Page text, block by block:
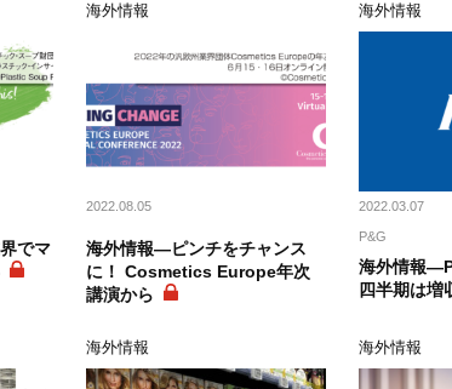
でマ
海外情報
2022.08.05
海外情報―ピンチをチャンス
に！ Cosmetics Europe年次
講演から
海外情報
2022.03.07
P&G
海外情報
四半期は増
海外情報 海外情報